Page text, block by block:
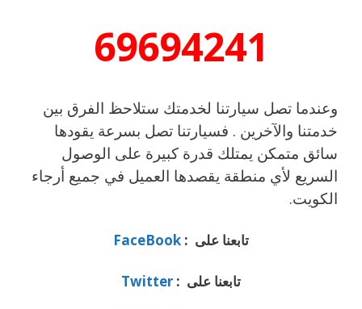
69694241
وعندما تصل سيارتنا لخدمتك ستلاحظ الفرق بين
خدمتنا والآخرين . فسيارتنا تصل بسرعة يقودها
سائق متمكن يمتلك قدرة كبيرة على الوصول
السريع لأي منطقة يقصدها العميل في جميع أرجاء
الكويت.
تابعنا على : FaceBook
تابعنا على : Twitter